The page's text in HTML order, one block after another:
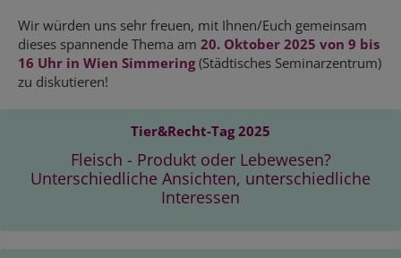
Wir würden uns sehr freuen, mit Ihnen/Euch gemeinsam
dieses spannende Thema am 20. Oktober 2025 von 9 bis
16 Uhr in Wien Simmering(Städtisches Seminarzentrum)
zu diskutieren!
Tier&Recht-Tag 2025
Fleisch - Produkt oder Lebewesen?
Unterschiedliche Ansichten, unterschiedliche
Interessen